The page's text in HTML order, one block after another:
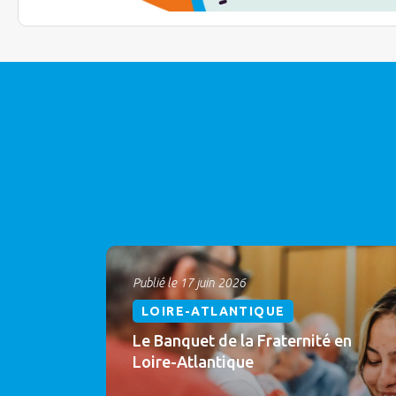
Publié le 17 juin 2026
LOIRE-ATLANTIQUE
Le Banquet de la Fraternité en
Loire-Atlantique